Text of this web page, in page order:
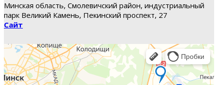
Минская область, Смолевичский район, индустриальный
парк Великий Камень, Пекинский проспект, 27
Сайт